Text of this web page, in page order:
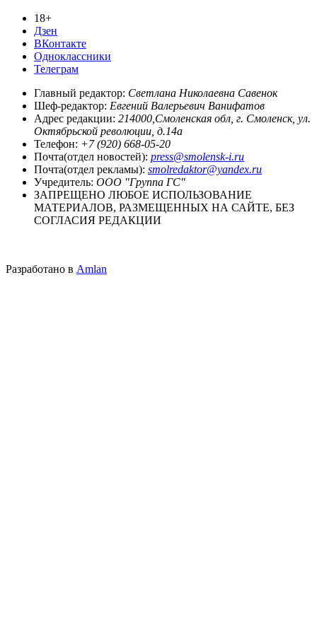
18+
Дзен
ВКонтакте
Одноклассники
Телеграм
Главный редактор: Светлана Николаевна Савенок
Шеф-редактор: Евгений Валерьевич Ванифатов
Адрес редакции: 214000,Смоленская обл, г. Смоленск, ул.
Октябрьской революции, д.14а
Телефон: +7 (920) 668-05-20
Почта(отдел новостей): press@smolensk-i.ru
Почта(отдел рекламы): smolredaktor@yandex.ru
Учредитель: ООО "Группа ГС"
ЗАПРЕЩЕНО ЛЮБОЕ ИСПОЛЬЗОВАНИЕ
МАТЕРИАЛОВ, РАЗМЕЩЕННЫХ НА САЙТЕ, БЕЗ
СОГЛАСИЯ РЕДАКЦИИ
Разработано в Amlan